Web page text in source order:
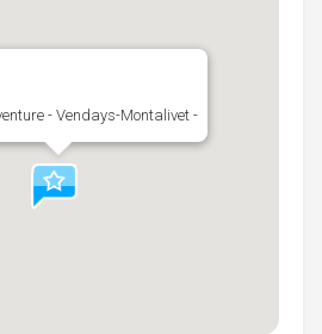
- Vendays-Montalivet -